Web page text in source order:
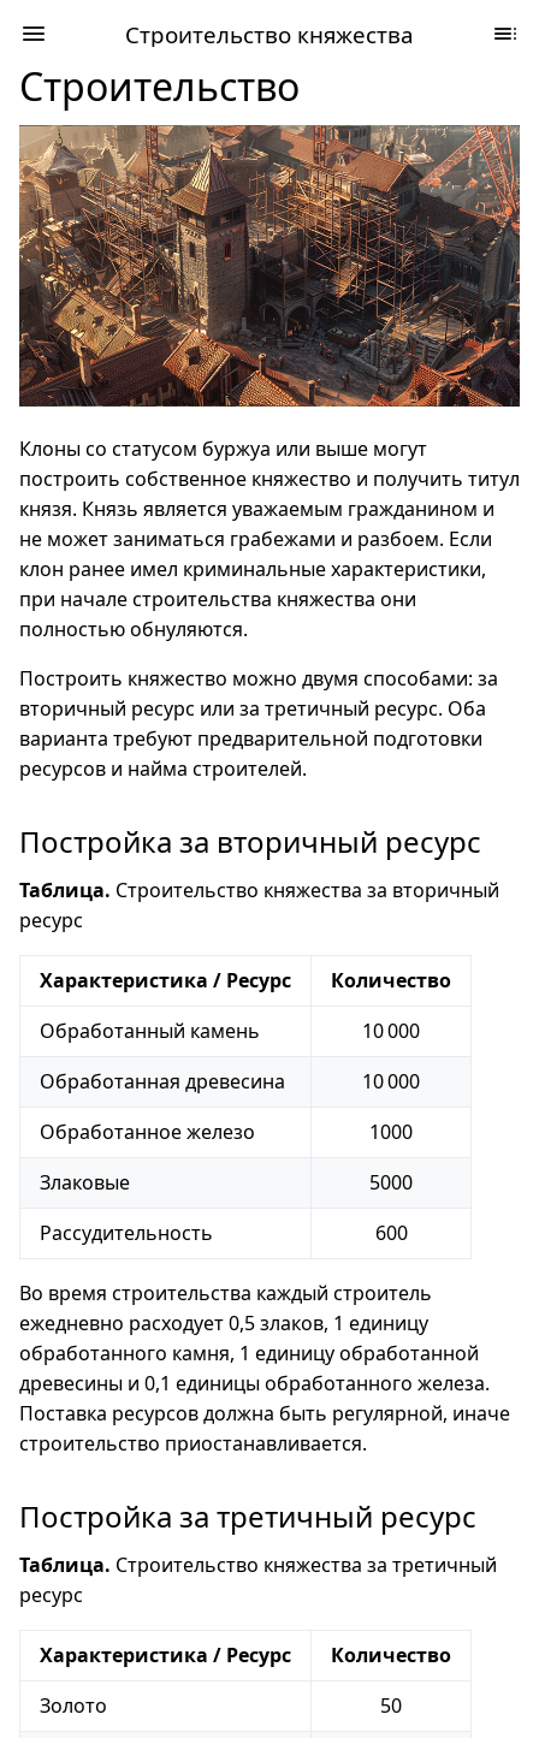
Строительство княжества
Строительство
Клоны со статусом буржуа или выше могут
построить собственное княжество и получить титул
князя. Князь является уважаемым гражданином и
не может заниматься грабежами и разбоем. Если
клон ранее имел криминальные характеристики,
при начале строительства княжества они
полностью обнуляются.
Построить княжество можно двумя способами: за
вторичный ресурс или за третичный ресурс. Оба
варианта требуют предварительной подготовки
ресурсов и найма строителей.
Постройка за вторичный ресурс
Таблица. Строительство княжества за вторичный
ресурс
Характеристика / Ресурс
Количество
Обработанный камень
10 000
Обработанная древесина
10 000
Обработанное железо
1000
Злаковые
5000
Рассудительность
600
Во время строительства каждый строитель
ежедневно расходует 0,5 злаков, 1 единицу
обработанного камня, 1 единицу обработанной
древесины и 0,1 единицы обработанного железа.
Поставка ресурсов должна быть регулярной, иначе
строительство приостанавливается.
Постройка за третичный ресурс
Таблица. Строительство княжества за третичный
ресурс
Характеристика / Ресурс
Количество
Золото
50